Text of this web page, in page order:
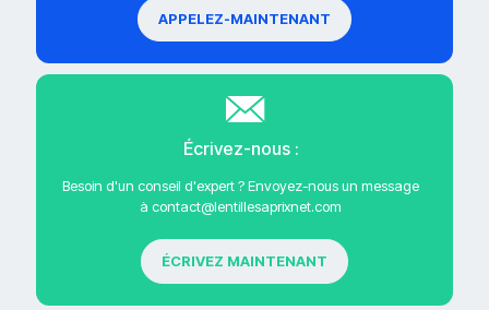
APPELEZ-MAINTENANT
Écrivez-nous :
Besoin d'un conseil d'expert ? Envoyez-nous un message
à contact@lentillesaprixnet.com
ÉCRIVEZ MAINTENANT